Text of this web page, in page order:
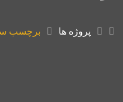
پروژه ها برچسب